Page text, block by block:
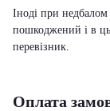
Іноді при
пошкоджений і в
перевізник.
Оплата